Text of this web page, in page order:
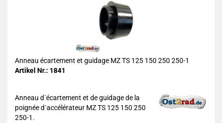
Anneau écartement et guidage MZ TS 125 150 250 250-1
Artikel Nr.: 1841
Anneau d´écartement et de guidage de la
poignée d´accélérateur MZ TS 125 150 250
250-1.